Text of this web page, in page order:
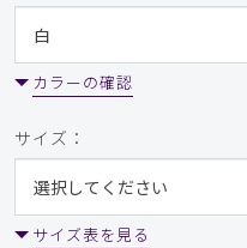
カラーの確認
サイズ：
サイズ表を見る